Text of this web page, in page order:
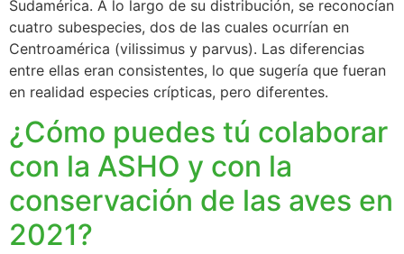
Sudamérica. A lo largo de su distribución, se reconocían
cuatro subespecies, dos de las cuales ocurrían en
Centroamérica (vilissimus y parvus). Las diferencias
entre ellas eran consistentes, lo que sugería que fueran
en realidad especies crípticas, pero diferentes.
¿Cómo puedes tú colaborar
con la ASHO y con la
conservación de las aves en
2021?